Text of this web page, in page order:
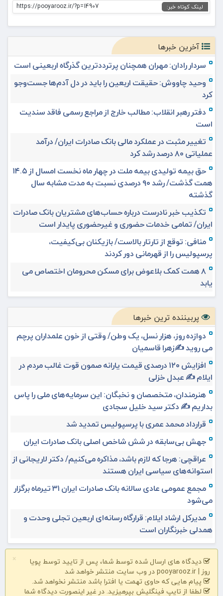
لینک کوتاه خبر: https://pooyarooz.ir/?p=14907
آخرین خبرها
سردار رادان: مهران همچنان پرترددترین گذرگاه اربعینی است
وحید چاووش: حقیقت اربعین را باید در دل آدم‌ها جست‌وجو
کرد
دفتر رهبر انقلاب: مطالب خارج از مراجع رسمی فاقد سندیت
است
تغییر مثبت در عملکرد مالی بانک صادرات ایران/ درآمد
عملیاتی ۸۰ درصد رشد کرد
حق بیمه تولیدی بیمه ملت در چهار ماه نخست امسال از ۱۴.۵
همت گذشت/ رشد ۹۰ درصدی نسبت به مدت مشابه سال
گذشته
تکذیب خبر نادرست درباره حساب‌های مشتریان بانک صادرات
ایران/ تمامی خدمات حضوری و غیرحضوری پایدار است
منافی: توقع از تارتار بالاست/ بازیکنان بی‌کیفیت،
پرسپولیس را از قهرمانی دور کردند
۸ همت کمک بلاعوض برای مسکن محرومان اختصاص می
یابد
پربیننده ترین خبرها
دوازده روز، هزار نسل، یک وطن/ وقتی از خون علمداران پرچم
می روید ✍️زهرا قاسمیان
افزایش ۱۲۰ درصدی قیمت یارانه صمون قوت غالب مردم در
ایلام ✍️ عبدل خزلی
هنرمندان، متخصصان و نخبگان: این سرمایه‌های ملی را پاس
بداریم ✍️ دکتر سید خلیل سجادی
قرارداد محمد عمری با پرسپولیس تمدید شد
جهش بی‌سابقه در شش شاخص اصلی بانک صادرات ایران
عراقچی: هرجا که لازم باشد، مذاکره می‌کنیم/ دکتر لاریجانی از
استوانه‌های سیاسی ایران هستند
مجمع عمومی عادی سالانه بانک صادرات ایران ۳۱ تیرماه برگزار
می‌شود
مدیرکل ارشاد ایلام: قرارگاه رسانه‌ای اربعین تجلی وحدت و
همدلی خبرنگاران است
×
دیدگاه های ارسال شده توسط شما، پس از تایید توسط پویا
روز | pooyarooz.ir در وب سایت منتشر خواهد شد
پیام هایی که حاوی تهمت یا افترا باشد منتشر نخواهد شد.
لطفا از تایپ فینگلیش بپرهیزید. در غیر اینصورت دیدگاه شما